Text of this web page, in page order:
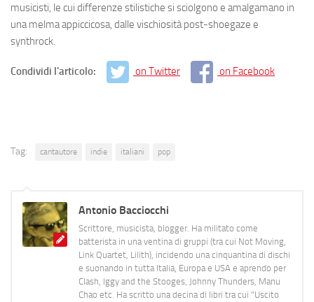
musicisti, le cui differenze stilistiche si sciolgono e amalgamano in
una melma appiccicosa, dalle vischiosità post-shoegaze e
synthrock.
Condividi l'articolo: on Twitter on Facebook
Tag: cantautore indie italiani pop
Antonio Bacciocchi
Scrittore, musicista, blogger. Ha militato come
batterista in una ventina di gruppi (tra cui Not Moving,
Link Quartet, Lilith), incidendo una cinquantina di dischi
e suonando in tutta Italia, Europa e USA e aprendo per
Clash, Iggy and the Stooges, Johnny Thunders, Manu
Chao etc. Ha scritto una decina di libri tra cui "Uscito